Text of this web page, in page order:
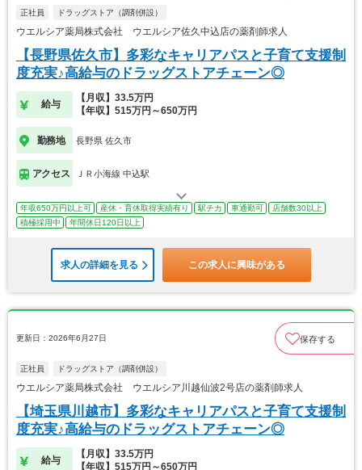
正社員 ドラッグストア（調剤併設）
ウエルシア薬局株式会社 ウエルシア佐久中込店の薬剤師求人
【長野県佐久市】多彩なキャリアパスと子育て支援制
度充実♪高給与のドラッグストアチェーン◎
給与
【月収】33.5万円
【年収】515万円～650万円
勤務地 長野県 佐久市
アクセス ＪＲ小海線 中込駅
年収650万円以上可 産休・育休取得実績有り 駅チカ 車通勤可
店舗数30以上
積極採用中
年間休日120日以上
求人の詳細を見る この求人に興味がある
更新日：2026年6月27日 保存する
正社員 ドラッグストア（調剤併設）
ウエルシア薬局株式会社 ウエルシア川越仙波2号店の薬剤師求人
【埼玉県川越市】多彩なキャリアパスと子育て支援制
度充実♪高給与のドラッグストアチェーン◎
給与
【月収】33.5万円
【年収】515万円～650万円